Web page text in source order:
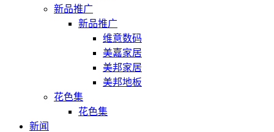
新品推广
新品推广
维意数码
美嘉家居
美邦家居
美邦地板
花色集
花色集
新闻